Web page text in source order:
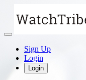
Sign Up
Login
Login